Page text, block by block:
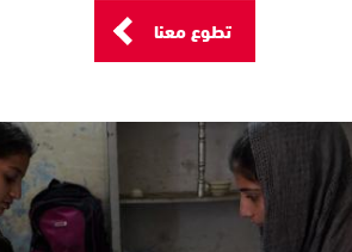
تطوع معنا